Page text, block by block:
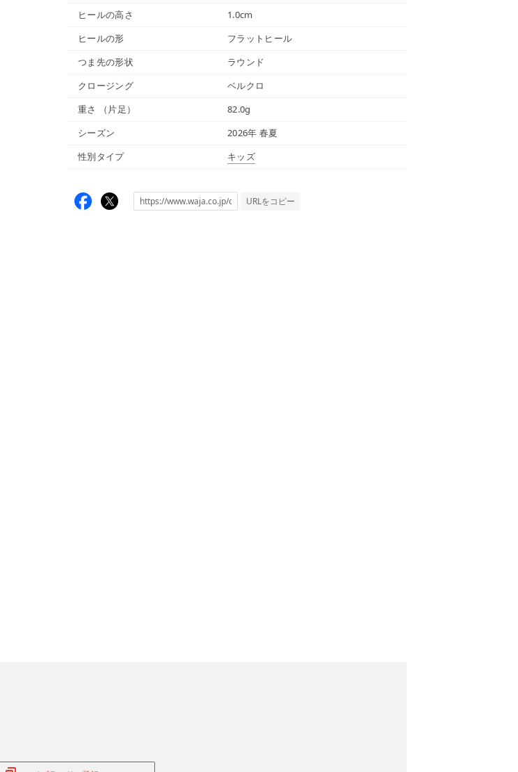
ヒールの高さ
1.0cm
ヒールの形
フラットヒール
つま先の形状
ラウンド
クロージング
ベルクロ
重さ
（片足）
82.0g
シーズン
2026年 春夏
性別タイプ
キッズ
URLをコピー